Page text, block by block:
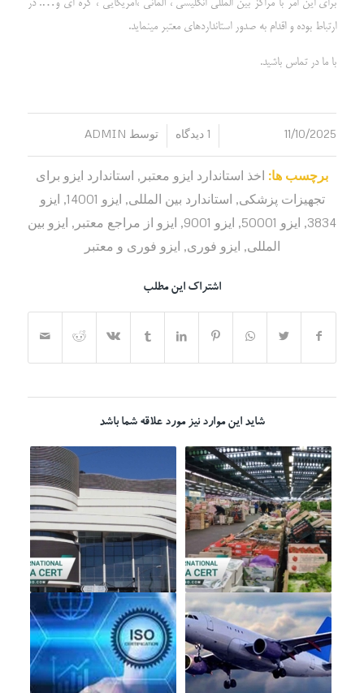
برای این امر با مراکز بین المللی انگلیسی ، آلمانی ،آمریکایی ، کره ای و…. در
ارتباط بوده و اقدام به صدور استانداردهای معتبر مینماید.
با ما در تماس باشید.
11/10/2025 1 دیدگاه توسط ADMIN
برچسب ها: اخذ استاندارد ایزو معتبر
استاندارد ایزو برای
تجهیزات پزشکی استاندارد بین المللی ایزو 14001
ایزو
3834 ایزو 50001 ایزو 9001 ایزو از مراجع معتبر
ایزو بین
المللی ایزو فوری ایزو فوری و معتبر
اشتراک این مطلب
شاید این موارد نیز مورد علاقه شما باشد